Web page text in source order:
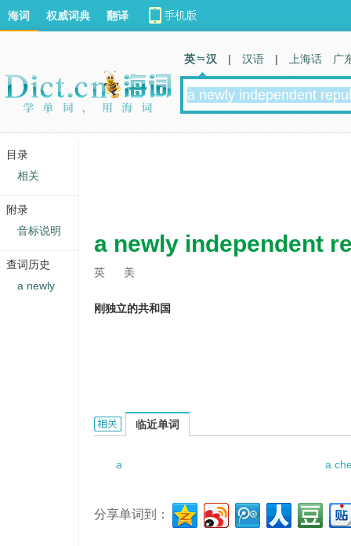
a newly independent
英 美
刚独立的共和国
a newly independent republic的相关资料：
临近单词
a a
分享单词到：
海词 权威词典 翻译
英 汉 | 汉语 | 上海话 广
目录
相关
附录
音标说明
查词历史
a newly